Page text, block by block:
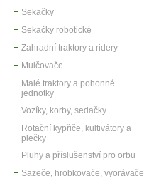
Sekačky
Sekačky robotické
Zahradní traktory a ridery
Mulčovače
Malé traktory a pohonné
jednotky
Vozíky, korby, sedačky
Rotační kypřiče, kultivátory a
plečky
Pluhy a příslušenství pro orbu
Sazeče, hrobkovače, vyorávače